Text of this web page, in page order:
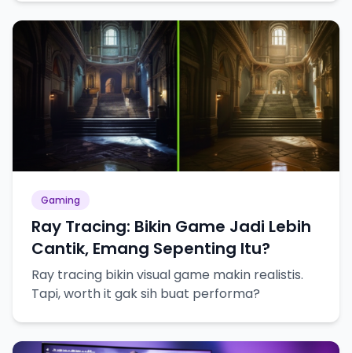
Gaming
Ray Tracing: Bikin Game Jadi Lebih
Cantik, Emang Sepenting Itu?
Ray tracing bikin visual game makin realistis.
Tapi, worth it gak sih buat performa?